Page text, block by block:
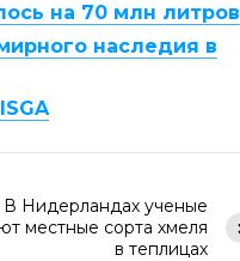
на 70 млн литров
наследия в
В Нидерландах ученые
местные сорта хмеля
в теплицах